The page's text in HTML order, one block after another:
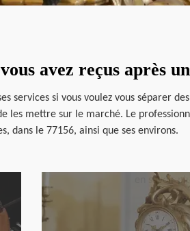
avez reçus après
services si vous voulez vous séparer
les mettre sur le marché. Le
dans le 77156, ainsi que ses environs.
en savoir